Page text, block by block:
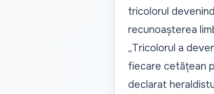
tricolorul
recunoașterea
„Tricolorul a
fiecare cetățean
declarat